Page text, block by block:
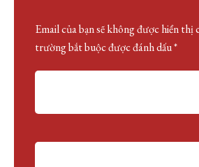
Email của bạn sẽ không được hiển thị
trường bắt buộc được đánh dấu*
A
lt